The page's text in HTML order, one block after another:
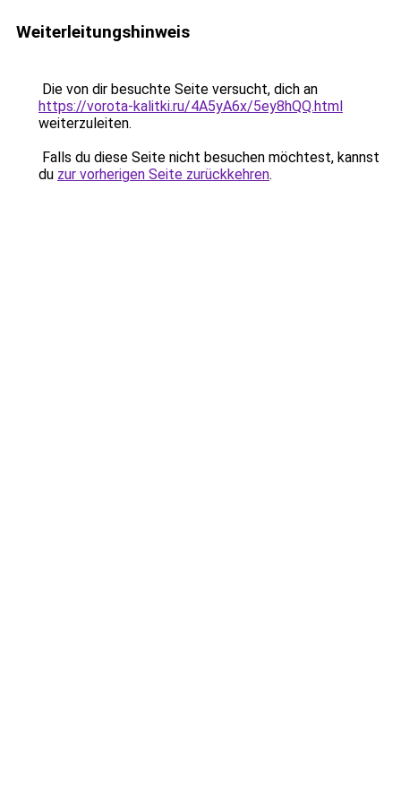
Weiterleitungshinweis
Die von dir besuchte Seite versucht, dich an
https://vorota-kalitki.ru/4A5yA6x/5ey8hQQ.html
weiterzuleiten.
Falls du diese Seite nicht besuchen möchtest, kannst
du zur vorherigen Seite zurückkehren.